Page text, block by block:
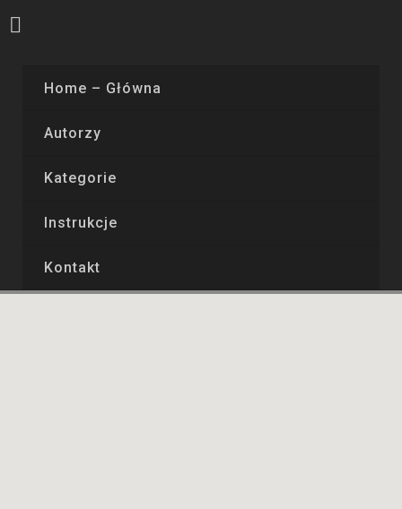
Home – Główna
Autorzy
Kategorie
Instrukcje
Kontakt